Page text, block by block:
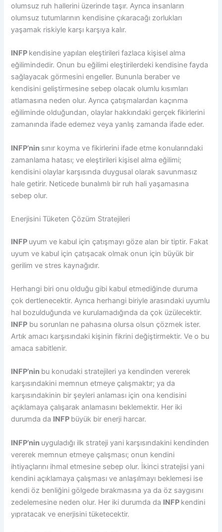
olumsuz ruh hallerini üzerinde taşır. Ayrıca insanların
olumsuz tutumlarının kendisine çıkaracağı zorlukları
yaşamak riskiyle karşı karşıya kalır.
INFP kendisine yapılan eleştirileri fazlaca kişisel alma
eğilimindedir. Onun bu eğilimi eleştirilerdeki kendisine fayda
sağlayacak görmesini engeller. Bununla beraber ve
kendisini geliştirmesine sebep olacak olumlu kısımları
atlamasına neden olur. Ayrıca çatışmalardan kaçınma
eğiliminde olduğundan, olaylar hakkındaki gerçek fikirlerini
zamanında ifade edemez veya yanlış zamanda ifade eder.
INFP’nin sınır koyma ve fikirlerini ifade etme konularındaki
zamanlama hatası; ve eleştirileri kişisel alma eğilimi;
kendisini olaylar karşısında duygusal olarak savunmasız
hale getirir. Neticede bunalımlı bir ruh hali yaşamasına
sebep olur.
Enerjisini Tüketen Çözüm Stratejileri
INFP uyum ve kabul için çatışmayı göze alan bir tiptir. Fakat
uyum ve kabul için çatışacak olmak onun için büyük bir
gerilim ve stres kaynağıdır.
Herhangi biri onu olduğu gibi kabul etmediğinde duruma
çok dertlenecektir. Ayrıca herhangi biriyle arasındaki uyumlu
hal bozulduğunda ve kurulamadığında da çok üzülecektir.
INFP bu sorunları ne pahasına olursa olsun çözmek ister.
Artık amacı karşısındaki kişinin fikrini değiştirmektir. Ve o bu
amaca sabitlenir.
INFP’nin bu konudaki stratejileri ya kendinden vererek
karşısındakini memnun etmeye çalışmaktır; ya da
karşısındakinin bir şeyleri anlaması için ona kendisini
açıklamaya çalışarak anlamasını beklemektir. Her iki
durumda da INFP büyük bir enerji harcar.
INFP’nin uyguladığı ilk strateji yani karşısındakini kendinden
vererek memnun etmeye çalışması; onun kendini
ihtiyaçlarını ihmal etmesine sebep olur. İkinci stratejisi yani
kendini açıklamaya çalışması ve anlaşılmayı beklemesi ise
kendi öz benliğini gölgede bırakmasına ya da öz saygısını
zedelemesine neden olur. Her iki durumda da INFP kendini
yıpratacak ve enerjisini tüketecektir.